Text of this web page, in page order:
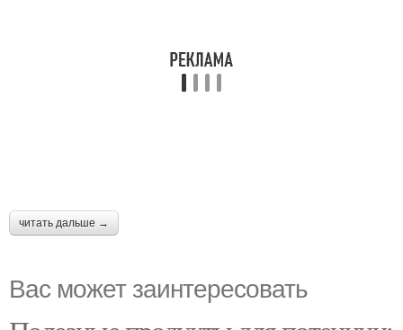
читать дальше →
Вас может заинтересовать